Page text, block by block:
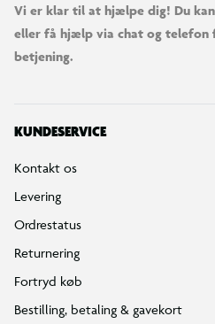
Vi er klar til at hjælpe dig! Du
eller få hjælp via chat og telefon
betjening.
KUNDESERVICE
Kontakt os
Levering
Ordrestatus
Returnering
Fortryd køb
Bestilling, betaling & gavekort